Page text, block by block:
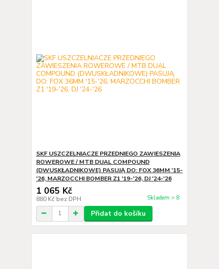
SKF USZCZELNIACZE PRZEDNIEGO ZAWIESZENIA
ROWEROWE / MTB DUAL COMPOUND
(DWUSKŁADNIKOWE) PASUJĄ DO: FOX 36MM '15-
'26, MARZOCCHI BOMBER Z1 '19-'26, DJ '24-'26
1 065 Kč
880 Kč bez DPH Skladem > 8
Přidat do košíku